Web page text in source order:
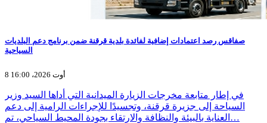
صفاقس رصد اعتمادات إضافية لفائدة بلدية قرقنة ضمن برنامج دعم البلديات
السياحية
8 أوت 2026، 16:00
في إطار متابعة مخرجات الزيارة الميدانية التي أداها السيد وزير
السياحة إلى جزيرة قرقنة، وتجسيدًا للإجراءات الرامية إلى دعم
العناية بالبيئة والنظافة والارتقاء بجودة المحيط السياحي، تم…